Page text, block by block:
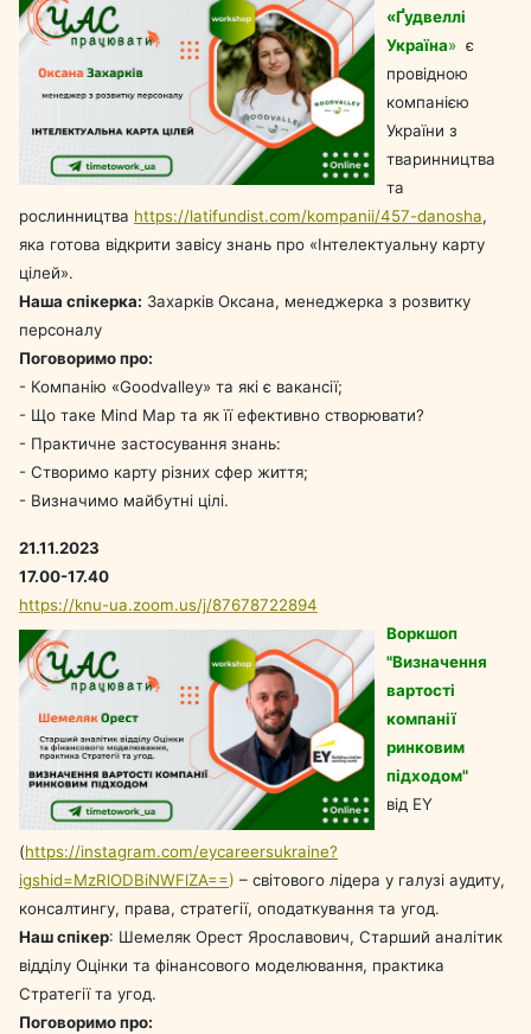
«Ґудвеллі
Україна» є
провідною
компанією
України з
тваринництва
та
рослинництва https://latifundist.com/kompanii/457-danosha,
яка готова відкрити завісу знань про «Інтелектуальну карту
цілей».
Наша спікерка: Захарків Оксана, менеджерка з розвитку
персоналу
Поговоримо про:
- Компанію «Goodvalley» та які є вакансії;
- Що таке Mind Map та як її ефективно створювати?
- Практичне застосування знань:
- Створимо карту різних сфер життя;
- Визначимо майбутні цілі.
21.11.2023
17.00-17.40
https://knu-ua.zoom.us/j/87678722894
Воркшоп
"Визначення
вартості
компанії
ринковим
підходом"
від EY
(https://instagram.com/eycareersukraine?
igshid=MzRlODBiNWFlZA==) – світового лідера у галузі аудиту,
консалтингу, права, стратегії, оподаткування та угод.
Наш спікер: Шемеляк Орест Ярославович, Старший аналітик
відділу Оцінки та фінансового моделювання, практика
Стратегії та угод.
Поговоримо про: